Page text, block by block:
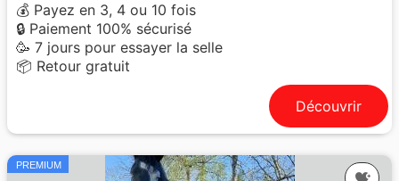
💰 Payez en 3, 4 ou 10 fois
🔒 Paiement 100% sécurisé
🥳 7 jours pour essayer la selle
📦 Retour gratuit
Découvrir
PREMIUM